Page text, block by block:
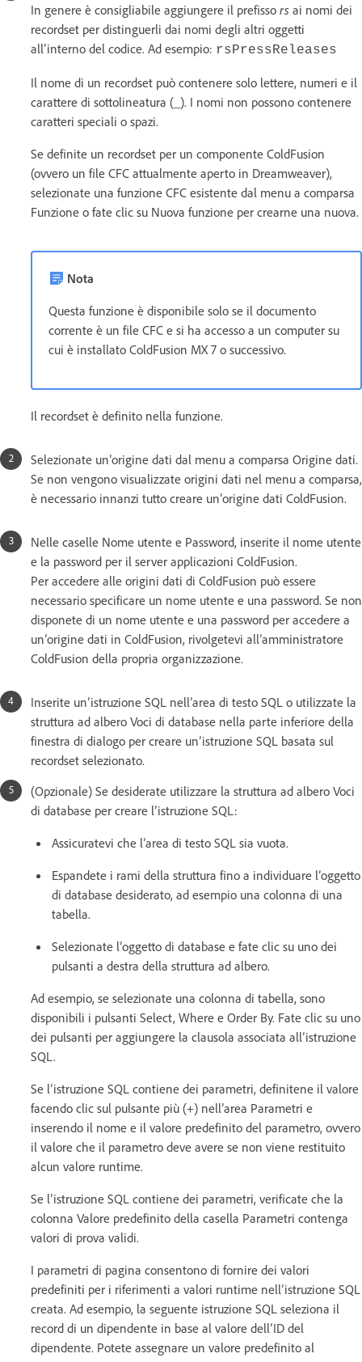
In genere è consigliabile aggiungere il prefisso rs ai nomi dei
recordset per distinguerli dai nomi degli altri oggetti
all’interno del codice. Ad esempio: rsPressReleases
Il nome di un recordset può contenere solo lettere, numeri e il
carattere di sottolineatura (_). I nomi non possono contenere
caratteri speciali o spazi.
Se definite un recordset per un componente ColdFusion
(ovvero un file CFC attualmente aperto in Dreamweaver),
selezionate una funzione CFC esistente dal menu a comparsa
Funzione o fate clic su Nuova funzione per crearne una nuova.
Nota
Questa funzione è disponibile solo se il documento
corrente è un file CFC e si ha accesso a un computer su
cui è installato ColdFusion MX 7 o successivo.
Il recordset è definito nella funzione.
Selezionate un’origine dati dal menu a comparsa Origine dati.
Se non vengono visualizzate origini dati nel menu a comparsa,
è necessario innanzi tutto creare un’origine dati ColdFusion.
Nelle caselle Nome utente e Password, inserite il nome utente
e la password per il server applicazioni ColdFusion.
Per accedere alle origini dati di ColdFusion può essere
necessario specificare un nome utente e una password. Se non
disponete di un nome utente e una password per accedere a
un’origine dati in ColdFusion, rivolgetevi all’amministratore
ColdFusion della propria organizzazione.
Inserite un’istruzione SQL nell’area di testo SQL o utilizzate la
struttura ad albero Voci di database nella parte inferiore della
finestra di dialogo per creare un’istruzione SQL basata sul
recordset selezionato.
(Opzionale) Se desiderate utilizzare la struttura ad albero Voci
di database per creare l’istruzione SQL:
Assicuratevi che l’area di testo SQL sia vuota.
Espandete i rami della struttura fino a individuare l’oggetto
di database desiderato, ad esempio una colonna di una
tabella.
Selezionate l’oggetto di database e fate clic su uno dei
pulsanti a destra della struttura ad albero.
Ad esempio, se selezionate una colonna di tabella, sono
disponibili i pulsanti Select, Where e Order By. Fate clic su uno
dei pulsanti per aggiungere la clausola associata all’istruzione
SQL.
Se l’istruzione SQL contiene dei parametri, definitene il valore
facendo clic sul pulsante più (+) nell’area Parametri e
inserendo il nome e il valore predefinito del parametro, ovvero
il valore che il parametro deve avere se non viene restituito
alcun valore runtime.
Se l’istruzione SQL contiene dei parametri, verificate che la
colonna Valore predefinito della casella Parametri contenga
valori di prova validi.
I parametri di pagina consentono di fornire dei valori
predefiniti per i riferimenti a valori runtime nell’istruzione SQL
creata. Ad esempio, la seguente istruzione SQL seleziona il
record di un dipendente in base al valore dell’ID del
dipendente. Potete assegnare un valore predefinito al